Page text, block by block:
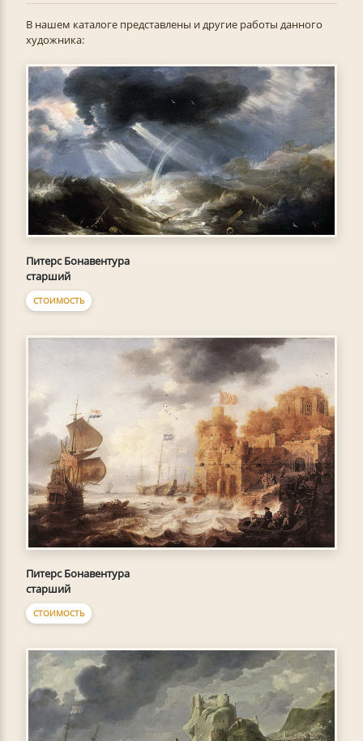
В нашем каталоге представлены и другие работы данного
художника:
Питерс Бонавентура
старший
СТОИМОСТЬ
Питерс Бонавентура
старший
СТОИМОСТЬ